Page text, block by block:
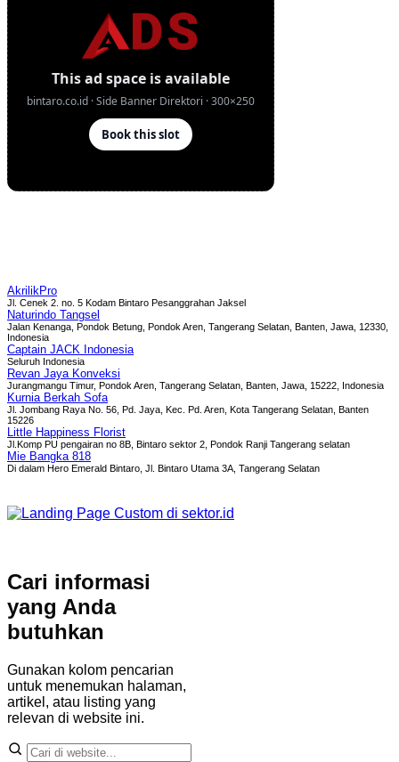
AkrilikPro
Jl. Cenek 2. no. 5 Kodam Bintaro Pesanggrahan Jaksel
Naturindo Tangsel
Jalan Kenanga, Pondok Betung, Pondok Aren, Tangerang Selatan, Banten, Jawa, 12330,
Indonesia
Captain JACK Indonesia
Seluruh Indonesia
Revan Jaya Konveksi
Jurangmangu Timur, Pondok Aren, Tangerang Selatan, Banten, Jawa, 15222, Indonesia
Kurnia Berkah Sofa
Jl. Jombang Raya No. 56, Pd. Jaya, Kec. Pd. Aren, Kota Tangerang Selatan, Banten
15226
Little Happiness Florist
Jl.Komp PU pengairan no 8B, Bintaro sektor 2, Pondok Ranji Tangerang selatan
Mie Bangka 818
Di dalam Hero Emerald Bintaro, Jl. Bintaro Utama 3A, Tangerang Selatan
Cari informasi
yang Anda
butuhkan
Gunakan kolom pencarian
untuk menemukan halaman,
artikel, atau listing yang
relevan di website ini.